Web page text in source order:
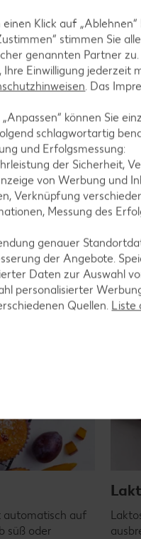
Salat-Rezepte
Spargel-Rezepte
Fleisch-Rezepte
Fisch-Rezepte
Geflügel-Rezepte
Lamm-Rezepte
Grill-Rezepte
automatisch auf
süß oder
einen Klick auf
stimmen Sie
genannten Partner
Ihre Einwilligung
. Das
können Sie
schlagwortartig
und Erfolgsmessung:
der Sicherheit,
von Werbung und
Verknüpfung
Messung des
genauer
der Angebote.
Daten zur Auswahl
personalisierter
Quellen. Liste